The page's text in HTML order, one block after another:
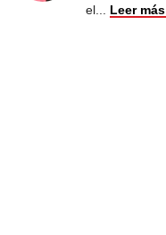
el
Leer más